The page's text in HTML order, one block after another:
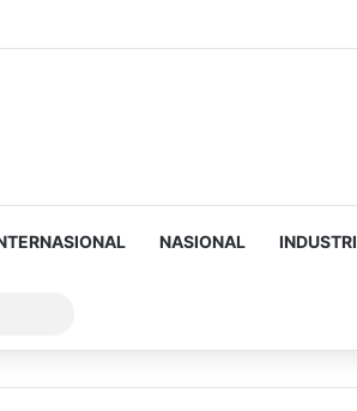
NASIONAL INDUSTRI
for